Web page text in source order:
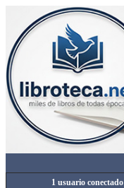
1 usuario conectado